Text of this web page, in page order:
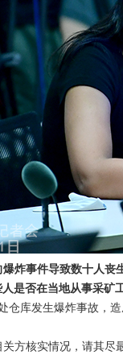
炸事件导致数十人
是否在当地从事采矿
仓库发生爆炸事故，
方核实情况，请其